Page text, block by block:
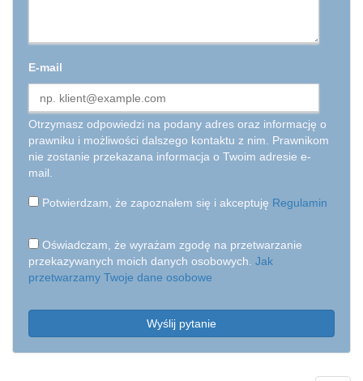
E-mail
Otrzymasz odpowiedzi na podany adres oraz informację o
prawniku i możliwości dalszego kontaktu z nim. Prawnikom
nie zostanie przekazana informacja o Twoim adresie e-
mail.
Potwierdzam, że zapoznałem się i akceptuję Regulamin
Oświadczam, że wyrażam zgodę na przetwarzanie
przekazywanych moich danych osobowych. Jak
przetwarzamy Twoje dane osobowe
Wyślij pytanie